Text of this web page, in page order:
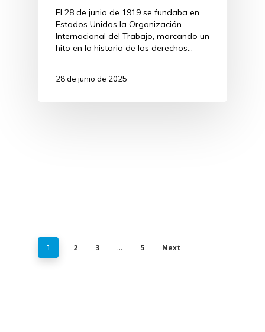
El 28 de junio de 1919 se fundaba en
Estados Unidos la Organización
Internacional del Trabajo, marcando un
hito en la historia de los derechos…
28 de junio de 2025
1 2 3 … 5 Next